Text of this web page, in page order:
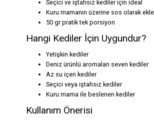
Seçici ve iştahsız kediler için ideal
Kuru mamanın üzerine sos olarak
50 gr pratik tek porsiyon
Hangi Kediler İçin Uygundur?
Yetişkin kediler
Deniz ürünlü aromaları seven kediler
Az su içen kediler
Seçici veya iştahsız kediler
Kuru mama ile beslenen kediler
Kullanım Önerisi